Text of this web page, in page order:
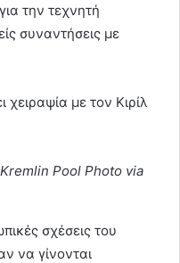
την τεχνητή
συναντήσεις με
χειραψία με τον Κιρίλ
Pool Photo via
σχέσεις του
να γίνονται